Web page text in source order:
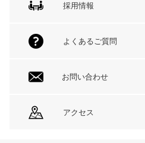
採用情報
よくあるご質問
お問い合わせ
アクセス